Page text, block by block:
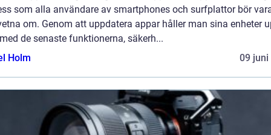
som alla användare av smartphones och surfplattor bör
om. Genom att uppdatera appar håller man sina enheter
de senaste funktionerna, säkerh...
Holm
09 juni